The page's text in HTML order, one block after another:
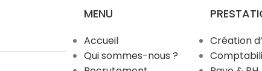
MENU
Accueil
Qui sommes-nous ?
Création